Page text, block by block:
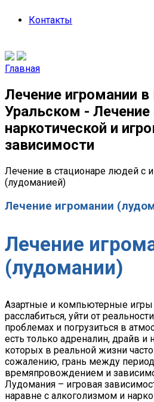
Контакты
Главная
Лечение игромании
Уральском - Лечение
наркотической и
зависимости
Лечение в стационаре людей с
(лудоманией)
Лечение игромании
Лечение
(лудомании)
Азартные и компьютерные игры
расслабиться, уйти от
проблемах и погрузиться в
есть только адреналин, драйв
которых в реальной жизни
сожалению, грань между
времяпровождением и
Лудомания – игровая
наравне с алкоголизмом и